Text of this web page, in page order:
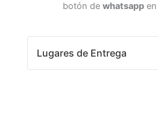
botón de whatsappen
Lugares de Entrega